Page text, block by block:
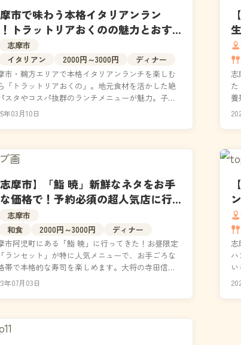
市で味わう本格イタリアンラン
トラットリアおくのの魅力とおす
メニュー
志摩市
イタリアン
2000円～3000円
ディナー
市・鵜方エリアで本格イタリアンランチを楽しむ
「トラットリアおくの」。地元食材を活かした絶
スタやコスパ抜群のランチメニューが魅力。子連
の個室完備でデートや女子会にも最適。テイクア
年03月10日
志
養
で
志摩市】「鮨 暁」新鮮なネタをお手
価格で！予約必須の超人気店に行
きた｜メニュー・食レポ
志摩市
和食
2000円～3000円
ディナー
市阿児町にある「鮨 暁」に行ってきた！お昼限定
ランセット」が特に人気メニューで、お手ごろな
帯で本格的な寿司を楽しめます。大将の寺田信也
は、ネタの8割は地元の海産物を使用するこだわり
年07月03日
志